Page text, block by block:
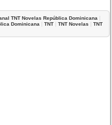
TNT Novelas República Dominicana |
Dominicana |TNT |TNT Novelas |TNT